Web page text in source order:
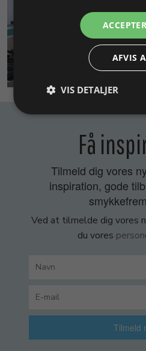
Få
Tilmeld dig vores
inspiration, gode
Ved at tilmelde dig vores
du vores
Tilmeld
AFVIS
VIS DETALJER